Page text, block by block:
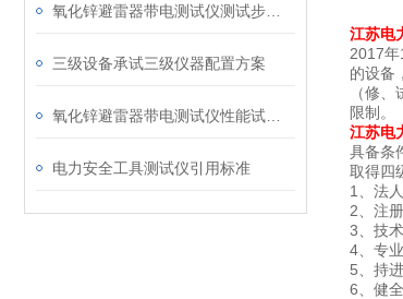
三级设备承试三级仪器配置方案
电力安全工具测试仪引用标准
江苏电
2017
的设备
（修
限制。
江苏电
具备条
取得四
1、法
2、注
3、技
4、专
5、持
6、健